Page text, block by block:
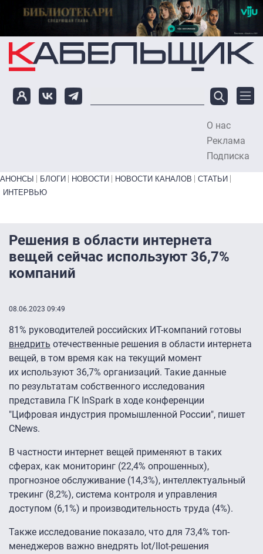
Перейти к основному содержанию
О нас
Реклама
Подписка
Primary links bottom
АНОНСЫ БЛОГИ НОВОСТИ НОВОСТИ КАНАЛОВ
СТАТЬИ
ИНТЕРВЬЮ
Решения в области интернета
вещей сейчас используют 36,7%
компаний
08.06.2023 09:49
81% руководителей российских ИТ-компаний готовы
внедрить отечественные решения в области интернета
вещей, в том время как на текущий момент
их используют 36,7% организаций. Такие данные
по результатам собственного исследования
представила ГК InSpark в ходе конференции
"Цифровая индустрия промышленной России", пишет
CNews.
В частности интернет вещей применяют в таких
сферах, как мониторинг (22,4% опрошенных),
прогнозное обслуживание (14,3%), интеллектуальный
трекинг (8,2%), система контроля и управления
доступом (6,1%) и производительность труда (4%).
Также исследование показало, что для 73,4% топ-
менеджеров важно внедрять Iot/IIot-решения